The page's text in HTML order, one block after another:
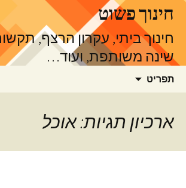
לדלג
לתוכןחינוך פשוט
חינוך ביתי, עקרון הרצף,
שינה משותפת, ועוד…
תפריט
ארכיון תגיות: אוכל